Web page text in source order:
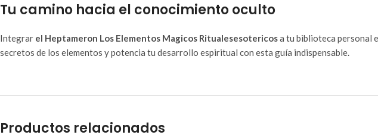
Tu camino hacia el conocimiento oculto
Integrar el Heptameron Los Elementos Magicos Ritualesesotericosa tu biblioteca personal
secretos de los elementos y potencia tu desarrollo espiritual con esta guía indispensable.
Productos relacionados